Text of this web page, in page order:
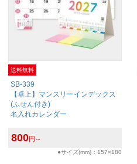
送料無料
SB-339
【卓上】マンスリーインデックス
(ふせん付き)
名入れカレンダー
800円～
●サイズ(mm)：157×180